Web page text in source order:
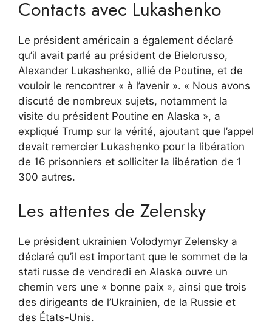
Contacts avec Lukashenko
Le président américain a également déclaré
qu’il avait parlé au président de Bielorusso,
Alexander Lukashenko, allié de Poutine, et de
vouloir le rencontrer « à l’avenir ». « Nous avons
discuté de nombreux sujets, notamment la
visite du président Poutine en Alaska », a
expliqué Trump sur la vérité, ajoutant que l’appel
devait remercier Lukashenko pour la libération
de 16 prisonniers et solliciter la libération de 1
300 autres.
Les attentes de Zelensky
Le président ukrainien Volodymyr Zelensky a
déclaré qu’il est important que le sommet de la
stati russe de vendredi en Alaska ouvre un
chemin vers une « bonne paix », ainsi que trois
des dirigeants de l’Ukrainien, de la Russie et
des États-Unis.